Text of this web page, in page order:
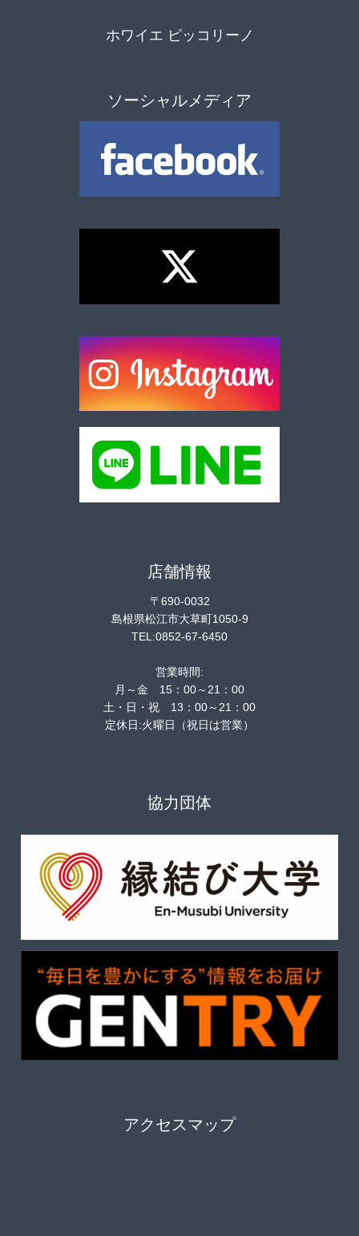
ホワイエ ピッコリーノ
ソーシャルメディア
店舗情報
〒690-0032
島根県松江市大草町1050-9
TEL:0852-67-6450
営業時間:
月～金 15：00～21：00
土・日・祝 13：00～21：00
定休日:火曜日（祝日は営業）
協力団体
アクセスマップ